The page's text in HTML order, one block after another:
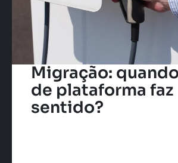
Migração:
de plataforma faz
sentido?